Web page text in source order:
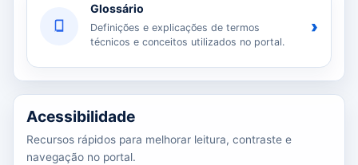
Glossário
Definições e explicações de termos
técnicos e conceitos utilizados no portal.
›
Acessibilidade
Recursos rápidos para melhorar leitura, contraste e
navegação no portal.